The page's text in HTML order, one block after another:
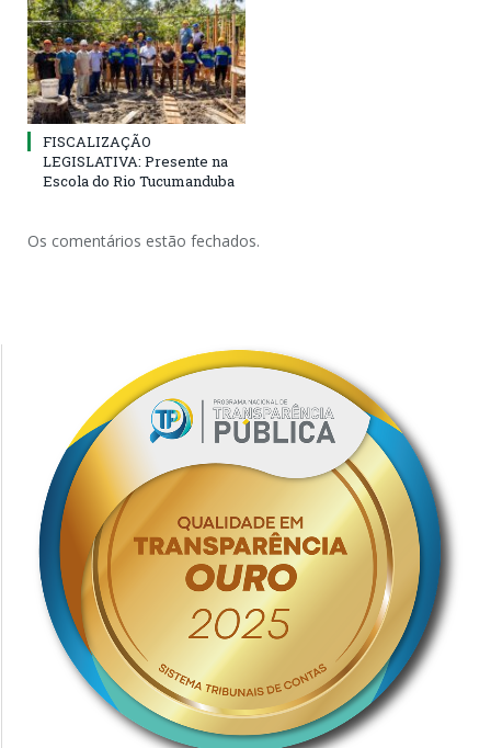
FISCALIZAÇÃO
LEGISLATIVA: Presente na
Escola do Rio Tucumanduba
Os comentários estão fechados.